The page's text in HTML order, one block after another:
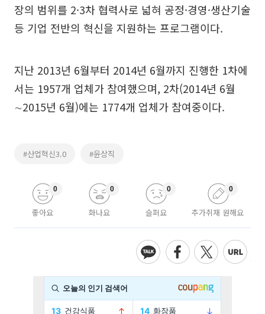
장의 범위를 2·3차 협력사로 넓혀 공정·경영·생산기술
등 기업 전반의 혁신을 지원하는 프로그램이다.
지난 2013년 6월부터 2014년 6월까지 진행한 1차에
서는 1957개 업체가 참여했으며, 2차(2014년 6월
∼2015년 6월)에는 1774개 업체가 참여중이다.
#산업혁신3.0 #윤상직
좋아요
0
화나요
0
슬퍼요
0
추가취재 원해요
0